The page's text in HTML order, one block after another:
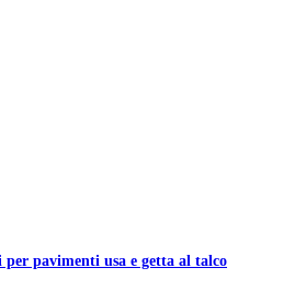
pavimenti usa e getta al talco